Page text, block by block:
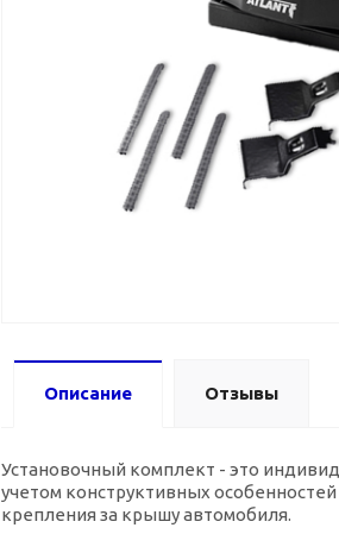
Описание Отзывы
Установочный комплект - это
учетом конструктивных
крепления за крышу автомобиля.